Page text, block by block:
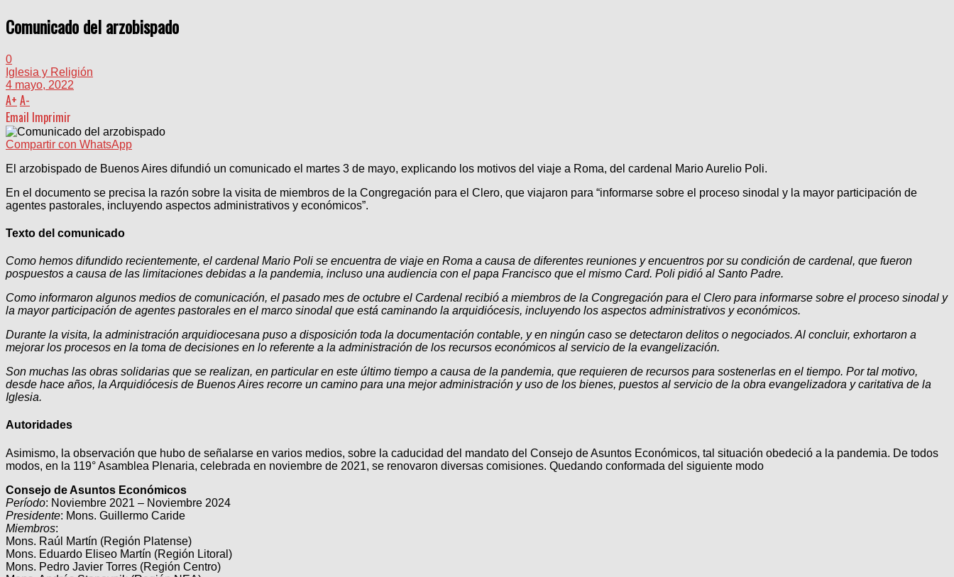
Comunicado del arzobispado
0
Iglesia y Religión
4 mayo, 2022
A+ A-
Email Imprimir
Compartir con WhatsApp
El arzobispado de Buenos Aires difundió un comunicado el martes 3 de mayo, explicando los motivos del viaje a Roma, del cardenal Mario Aurelio Poli.
En el documento se precisa la razón sobre la visita de miembros de la Congregación para el Clero, que viajaron para “informarse sobre el proceso sinodal y la mayor participación de
agentes pastorales, incluyendo aspectos administrativos y económicos”.
Texto del comunicado
Como hemos difundido recientemente, el cardenal Mario Poli se encuentra de viaje en Roma a causa de diferentes reuniones y encuentros por su condición de cardenal, que fueron
pospuestos a causa de las limitaciones debidas a la pandemia, incluso una audiencia con el papa Francisco que el mismo Card. Poli pidió al Santo Padre.
Como informaron algunos medios de comunicación, el pasado mes de octubre el Cardenal recibió a miembros de la Congregación para el Clero para informarse sobre el proceso sinodal y
la mayor participación de agentes pastorales en el marco sinodal que está caminando la arquidiócesis, incluyendo los aspectos administrativos y económicos.
Durante la visita, la administración arquidiocesana puso a disposición toda la documentación contable, y en ningún caso se detectaron delitos o negociados. Al concluir, exhortaron a
mejorar los procesos en la toma de decisiones en lo referente a la administración de los recursos económicos al servicio de la evangelización.
Son muchas las obras solidarias que se realizan, en particular en este último tiempo a causa de la pandemia, que requieren de recursos para sostenerlas en el tiempo. Por tal motivo,
desde hace años, la Arquidiócesis de Buenos Aires recorre un camino para una mejor administración y uso de los bienes, puestos al servicio de la obra evangelizadora y caritativa de la
Iglesia.
Autoridades
Asimismo, la observación que hubo de señalarse en varios medios, sobre la caducidad del mandato del Consejo de Asuntos Económicos, tal situación obedeció a la pandemia. De todos
modos, en la 119° Asamblea Plenaria, celebrada en noviembre de 2021, se renovaron diversas comisiones. Quedando conformada del siguiente modo
Consejo de Asuntos Económicos
Período: Noviembre 2021 – Noviembre 2024
Presidente: Mons. Guillermo Caride
Miembros:
Mons. Raúl Martín (Región Platense)
Mons. Eduardo Eliseo Martín (Región Litoral)
Mons. Pedro Javier Torres (Región Centro)